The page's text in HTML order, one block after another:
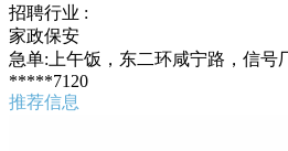
招聘行业 :
家政保安
急单:上午饭，东二环咸宁路，信号
*****7120
推荐信息